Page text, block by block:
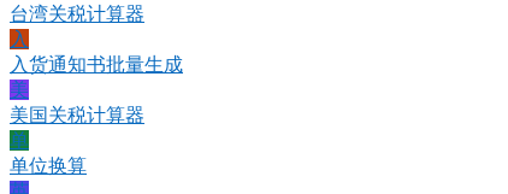
台湾关税计算器
入
入货通知书批量生成
美
美国关税计算器
单
单位换算